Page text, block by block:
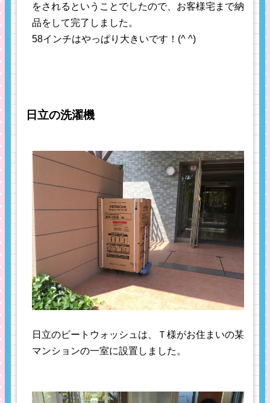
をされるということでしたので、お客様宅まで納
品をして完了しました。
58インチはやっぱり大きいです！(^ ^)
日立の洗濯機
日立のビートウォッシュは、Ｔ様がお住まいの某
マンションの一室に設置しました。